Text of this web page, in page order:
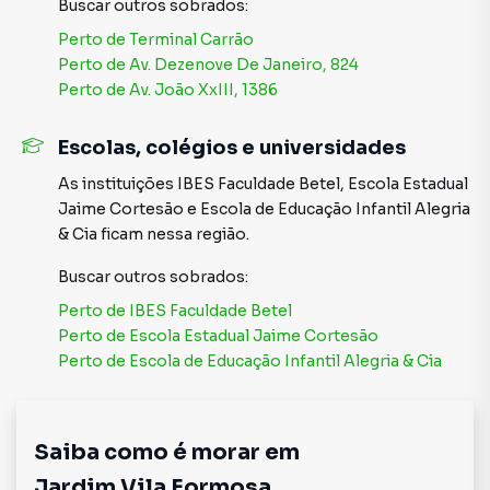
Acessibilidade: Excelente acesso a transporte público,
com diversas linhas de ônibus que facilitam a locomoção
para diferentes regiões de São Paulo.
Este é o imóvel ideal para quem valoriza qualidade de vida,
conforto e conveniência. Não perca esta oportunidade
única! Agende já uma visita e venha conferir de perto todos
os detalhes deste maravilhoso sobrado.
Sobrado para Venda em região valorizada do bairro Jardim
Vila Formosa, em São Paulo. Não encontrou o que
procurava ou deseja mais informações sobre Sobrado em
A Imobiliária Sapopemba tem mais opções de
apartamentos, casas residenciais e comerciais, sobrados,
Buscar outros sobrados:
Perto de Terminal Carrão
Perto de Av. Dezenove De Janeiro, 824
Perto de Av. João XxIII, 1386
Escolas, colégios e universidades
As instituições IBES Faculdade Betel, Escola Estadual
Jaime Cortesão e Escola de Educação Infantil Alegria
& Cia ficam nessa região.
Buscar outros sobrados:
Perto de IBES Faculdade Betel
Perto de Escola Estadual Jaime Cortesão
Perto de Escola de Educação Infantil Alegria & Cia
Saiba como é morar em